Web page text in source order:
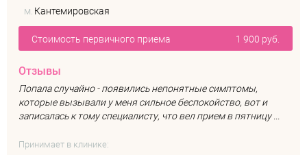
м. Кантемировская
Стоимость первичного приема 1 900 руб.
Отзывы
Попала случайно - появились непонятные симптомы,
которые вызывали у меня сильное беспокойство, вот и
записалась к тому специалисту, что вел прием в пятницу ...
Принимает в клинике: